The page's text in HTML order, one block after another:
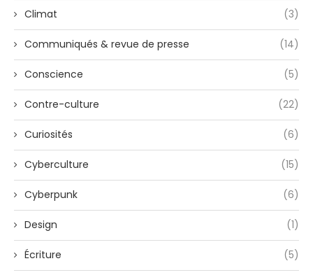
Climat (3)
Communiqués & revue de presse (14)
Conscience (5)
Contre-culture (22)
Curiosités (6)
Cyberculture (15)
Cyberpunk (6)
Design (1)
Écriture (5)